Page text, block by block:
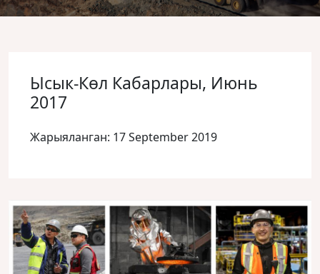
Ысык-Көл Кабарлары, Июнь
2017
Жарыяланган: 17 September 2019